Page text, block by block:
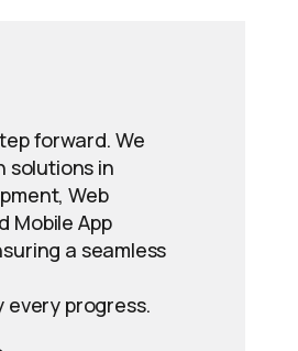
forward. We
solutions in
Web
Mobile App
a seamless
progress.